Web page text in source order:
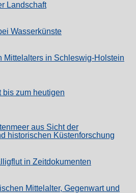
Landschaft
Wasserkünste
Mittelalters in Schleswig-Holstein
bis zum heutigen
aus Sicht der
historischen Küstenforschung
in Zeitdokumenten
Mittelalter, Gegenwart und